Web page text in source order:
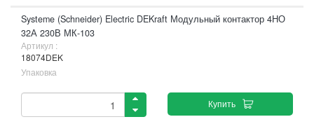
Systeme (Schneider) Electric DEKraft Модульный контактор 4НО
32А 230В МК-103
Артикул :
18074DEK
Упаковка
Купить